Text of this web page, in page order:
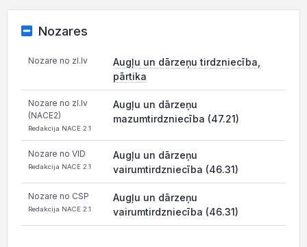
Nozares
Nozare no zl.lv
Augļu un dārzeņu tirdzniecība,
pārtika
Nozare no zl.lv
(NACE2)
Redakcija NACE 2.1
Augļu un dārzeņu
mazumtirdzniecība (47.21)
Nozare no VID
Redakcija NACE 2.1
Augļu un dārzeņu
vairumtirdzniecība (46.31)
Nozare no CSP
Redakcija NACE 2.1
Augļu un dārzeņu
vairumtirdzniecība (46.31)